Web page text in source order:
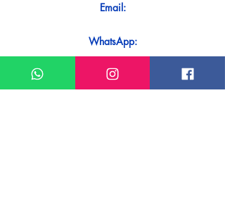
Email:
WhatsApp:
Mensagem: